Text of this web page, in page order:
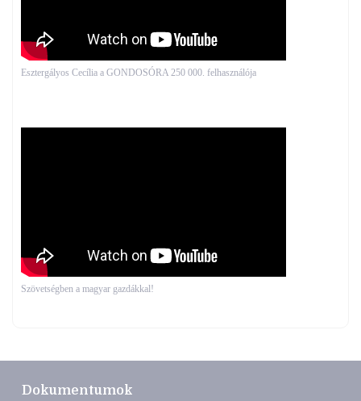
Esztergályos Cecília a GONDOSÓRA 250 000. felhasználója
Szövetségben a magyar gazdákkal!
Dokumentumok